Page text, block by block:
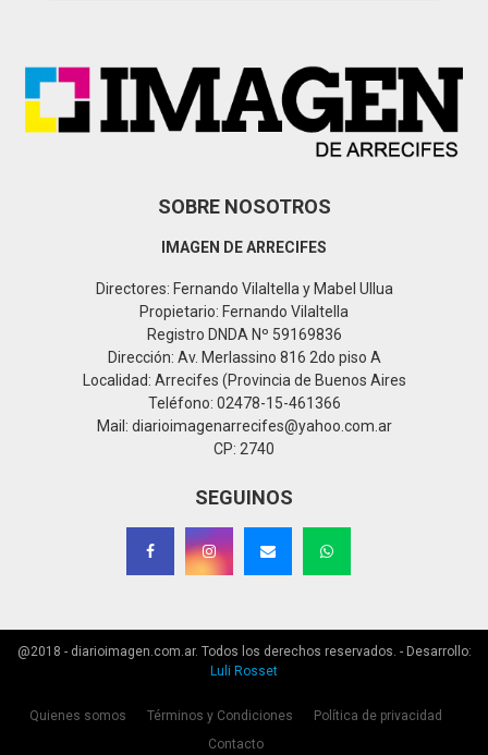
SOBRE NOSOTROS
IMAGEN DE ARRECIFES
Directores: Fernando Vilaltella y Mabel Ullua
Propietario: Fernando Vilaltella
Registro DNDA Nº 59169836
Dirección: Av. Merlassino 816 2do piso A
Localidad: Arrecifes (Provincia de Buenos Aires
Teléfono: 02478-15-461366
Mail: diarioimagenarrecifes@yahoo.com.ar
CP: 2740
SEGUINOS
@2018 - diarioimagen.com.ar. Todos los derechos reservados. - Desarrollo:
Luli Rosset
Quienes somos Términos y Condiciones
Política de privacidad
Contacto